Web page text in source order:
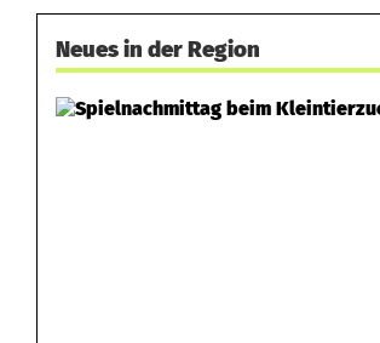
r
Neues in der Region